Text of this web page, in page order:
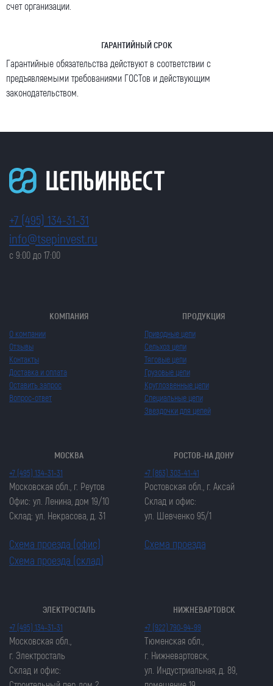
счет организации.
ГАРАНТИЙНЫЙ СРОК
Гарантийные обязательства действуют в соответствии с
предъявляемыми требованиями ГОСТов и действующим
законодательством.
+7 (495) 134-31-31
info@tsepinvest.ru
с 9:00 до 17:00
КОМПАНИЯ
О компании
Отзывы
Контакты
Доставка и оплата
Оставить запрос
Вопрос-ответ
ПРОДУКЦИЯ
Приводные цепи
Сельхоз цепи
Тяговые цепи
Грузовые цепи
Круглозвенные цепи
Специальные цепи
Звездочки для цепей
МОСКВА
+7 (495) 134-31-31
Московская обл., г. Реутов
Офис: ул. Ленина, дом 19/10
Склад: ул. Некрасова, д. 31
Схема проезда (офис)
Схема проезда (склад)
РОСТОВ-НА ДОНУ
+7 (863) 303-41-41
Ростовская обл., г. Аксай
Склад и офис:
ул. Шевченко 95/1
Схема проезда
ЭЛЕКТРОСТАЛЬ
+7 (495) 134-31-31
Московская обл.,
г. Электросталь
Склад и офис:
НИЖНЕВАРТОВСК
+7 (922) 790-94-99
Тюменская обл.,
г. Нижневартовск,
ул. Индустриальная, д. 89,
Закрыть попап
ЗАКАЗАТЬ ЦЕПЬ
Закрыть попап
ОСТАВИТЬ ЗАЯВКУ
Закрыть попап
ОСТАВИТЬ ЗАЯВКУ
Закрыть попап